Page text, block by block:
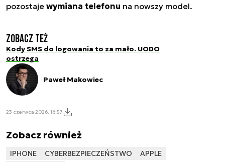
pozostaje wymiana telefonu na nowszy model.
Zobacz też
Kody SMS do logowania to za mało. UODO
ostrzega
Paweł Makowiec
23 czerwca 2026, 16:57
Zobacz również
IPHONE CYBERBEZPIECZEŃSTWO
APPLE